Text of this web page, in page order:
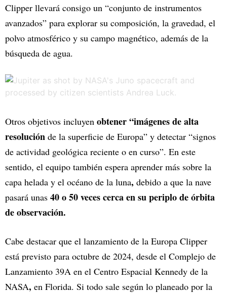
Clipper llevará consigo un “conjunto de instrumentos
avanzados” para explorar su composición, la gravedad, el
polvo atmosférico y su campo magnético, además de la
búsqueda de agua.
Otros objetivos incluyen obtener “imágenes de alta
resolución de la superficie de Europa” y detectar “signos
de actividad geológica reciente o en curso”. En este
sentido, el equipo también espera aprender más sobre la
capa helada y el océano de la luna, debido a que la nave
pasará unas 40 o 50 veces cerca en su periplo de órbita
de observación.
Cabe destacar que el lanzamiento de la Europa Clipper
está previsto para octubre de 2024, desde el Complejo de
Lanzamiento 39A en el Centro Espacial Kennedy de la
NASA, en Florida. Si todo sale según lo planeado por la